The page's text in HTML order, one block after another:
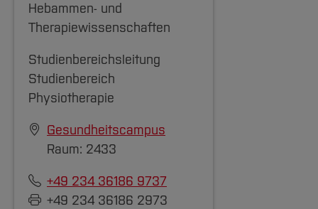
Hebammen- und
Therapiewissenschaften
Studienbereichsleitung
Studienbereich
Physiotherapie
Gesundheitscampus
Raum: 2433
+49 234 36186 9737
+49 234 36186 2973